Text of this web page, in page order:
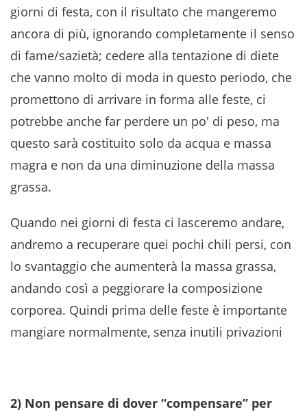
giorni di festa, con il risultato che mangeremo
ancora di più, ignorando completamente il senso
di fame/sazietà; cedere alla tentazione di diete
che vanno molto di moda in questo periodo, che
promettono di arrivare in forma alle feste, ci
potrebbe anche far perdere un po' di peso, ma
questo sarà costituito solo da acqua e massa
magra e non da una diminuzione della massa
grassa.
Quando nei giorni di festa ci lasceremo andare,
andremo a recuperare quei pochi chili persi, con
lo svantaggio che aumenterà la massa grassa,
andando così a peggiorare la composizione
corporea. Quindi prima delle feste è importante
mangiare normalmente, senza inutili privazioni
2) Non pensare di dover “compensare” per